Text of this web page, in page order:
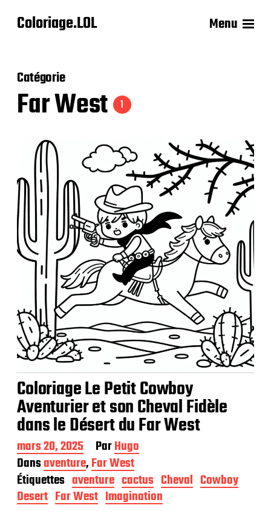
Coloriage.LOL Menu
Catégorie
Far West 1
Coloriage Le Petit Cowboy
Aventurier et son Cheval Fidèle
dans le Désert du Far West
D
a
t
e
d
e
mars 20, 2025 ParHugo
Dansaventure,Far West
Étiquettes aventure cactus Cheval Cowboy
Desert Far West Imagination